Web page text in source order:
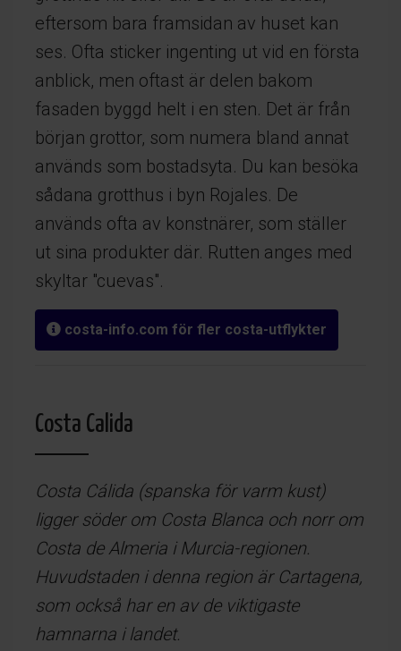
eftersom bara framsidan av huset kan
ses. Ofta sticker ingenting ut vid en första
anblick, men oftast är delen bakom
fasaden byggd helt i en sten. Det är från
början grottor, som numera bland annat
används som bostadsyta. Du kan besöka
sådana grotthus i byn Rojales. De
används ofta av konstnärer, som ställer
ut sina produkter där. Rutten anges med
skyltar "cuevas".
costa-info.com för fler costa-utflykter
Costa Calida
Costa Cálida (spanska för varm kust)
ligger söder om Costa Blanca och norr om
Costa de Almeria i Murcia-regionen.
Huvudstaden i denna region är Cartagena,
som också har en av de viktigaste
hamnarna i landet.